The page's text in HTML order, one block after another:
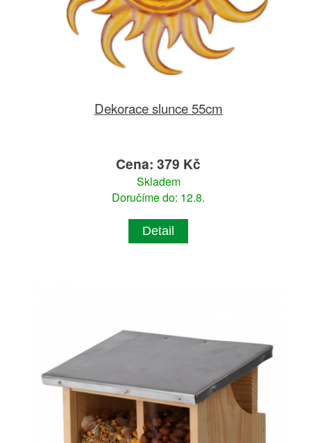
Dekorace slunce 55cm
Cena: 379 Kč
Skladem
Doručíme do: 12.8.
Detail